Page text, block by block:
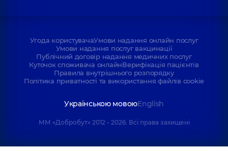
Угода користувачаУмови надання онлайн послуг
Умови надання послуг вакцинації
Публічний договір надання медичних послуг
Куточок споживача онлайнВерифікація пацієнтів
Правила внутрішнього розпорядку
Політика приватності та використання файлів cookie
Українською мовоюEnglish
ММ «Добробут» 2012 - 2026. Всі права захищені